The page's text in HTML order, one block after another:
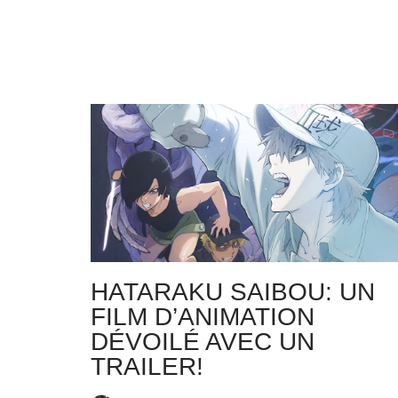
HATARAKU SAIBOU: UN
FILM D’ANIMATION
DÉVOILÉ AVEC UN
TRAILER!